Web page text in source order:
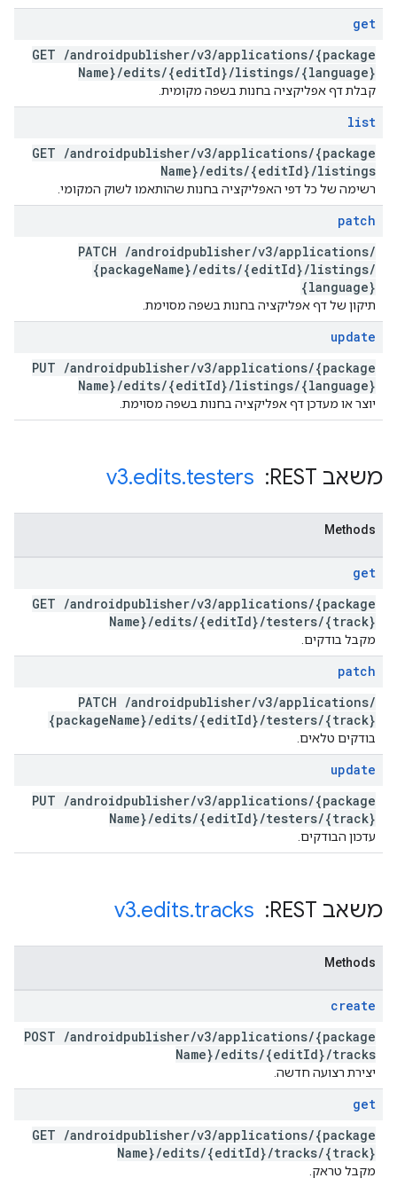
get
GET /androidpublisher/v3/applications/{package
Name}/edits/{editId}/listings/{language}
קבלת דף אפליקציה בחנות בשפה מקומית.
list
GET /androidpublisher/v3/applications/{package
Name}/edits/{editId}/listings
רשימה של כל דפי האפליקציה בחנות שהותאמו לשוק המקומי.
patch
PATCH /androidpublisher/v3/applications/
{packageName}/edits/{editId}/listings/
{language}
תיקון של דף אפליקציה בחנות בשפה מסוימת.
update
PUT /androidpublisher/v3/applications/{package
Name}/edits/{editId}/listings/{language}
יוצר או מעדכן דף אפליקציה בחנות בשפה מסוימת.
משאב REST: ‏ v3.edits.testers
Methods
get
GET /androidpublisher/v3/applications/{package
Name}/edits/{editId}/testers/{track}
מקבל בודקים.
patch
PATCH /androidpublisher/v3/applications/
{packageName}/edits/{editId}/testers/{track}
בודקים טלאים.
update
PUT /androidpublisher/v3/applications/{package
Name}/edits/{editId}/testers/{track}
עדכון הבודקים.
משאב REST: ‏ v3.edits.tracks
Methods
create
POST /androidpublisher/v3/applications/{package
Name}/edits/{editId}/tracks
יצירת רצועה חדשה.
get
GET /androidpublisher/v3/applications/{package
Name}/edits/{editId}/tracks/{track}
מקבל טראק.